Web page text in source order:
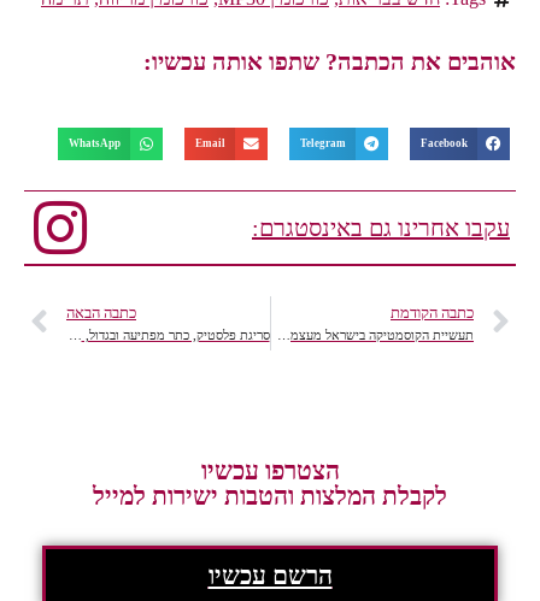
אוהבים את הכתבה? שתפו אותה עכשיו:
Facebook
Telegram
Email
WhatsApp
עקבו אחרינו גם באינסטגרם:
כתבה הקודמת כתבה הבאה
הצטרפו עכשיו
לקבלת המלצות והטבות ישירות למייל
הרשם עכשיו